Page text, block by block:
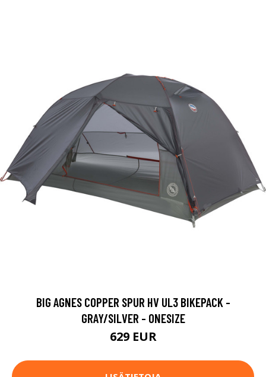
BIG AGNES COPPER SPUR HV UL3 BIKEPACK -
GRAY/SILVER - ONESIZE
629 EUR